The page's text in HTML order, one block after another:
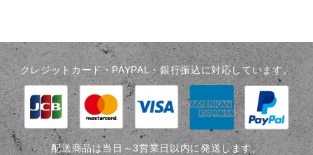
クレジットカード・PAYPAL・銀行振込に対応しています。
配送商品は当日～3営業日以内に発送します。